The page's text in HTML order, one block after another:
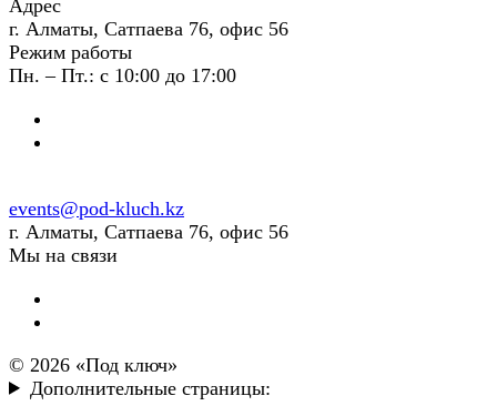
Адрес
г. Алматы, Сатпаева 76, офис 56
Режим работы
Пн. – Пт.: с 10:00 до 17:00
events@pod-kluch.kz
г. Алматы, Сатпаева 76, офис 56
Мы на связи
© 2026 «Под ключ»
Дополнительные страницы: